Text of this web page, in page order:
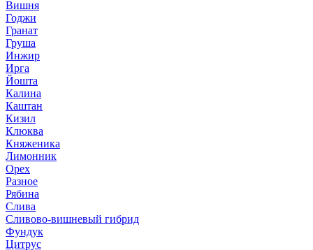
Вишня
Годжи
Гранат
Груша
Инжир
Ирга
Йошта
Калина
Каштан
Кизил
Клюква
Княженика
Лимонник
Орех
Разное
Рябина
Слива
Сливово-вишневый гибрид
Фундук
Цитрус